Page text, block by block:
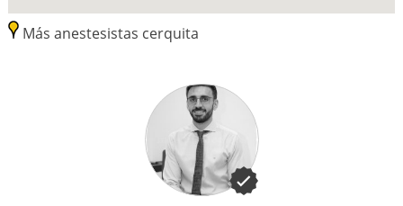
Más anestesistas cerquita